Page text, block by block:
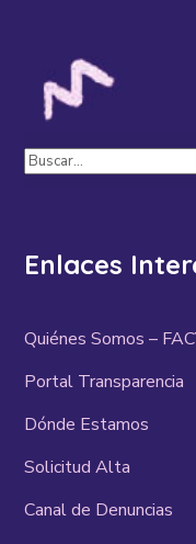
Enlaces
Quiénes Somos –
Portal Transparencia
Dónde Estamos
Solicitud Alta
Canal de Denuncias